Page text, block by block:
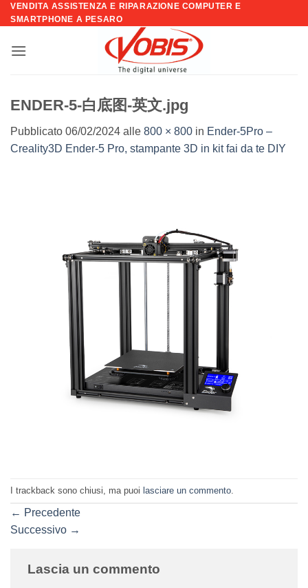
Salta
ai
VENDITA ASSISTENZA E RIPARAZIONE COMPUTER E
SMARTPHONE A PESARO
ENDER-5-白底图-英文.jpg
Pubblicato 06/02/2024 alle 800 × 800 in Ender-5Pro –
Creality3D Ender-5 Pro, stampante 3D in kit fai da te DIY
I trackback sono chiusi, ma puoi lasciare un commento
← Precedente
Successivo →
Lascia un commento